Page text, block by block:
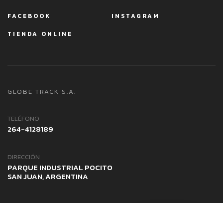
FACEBOOK
INSTAGRAM
TIENDA ONLINE
GLOBE TRACK S.A.
TELÉFONO
264-4128189
DIRECCIÓN
PARQUE INDUSTRIAL POCITO
SAN JUAN, ARGENTINA